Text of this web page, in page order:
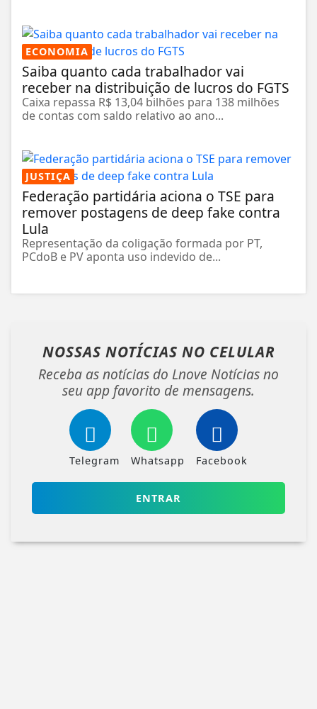
ECONOMIA
Saiba quanto cada trabalhador vai
receber na distribuição de lucros do FGTS
Caixa repassa R$ 13,04 bilhões para 138 milhões
de contas com saldo relativo ao ano...
JUSTIÇA
Federação partidária aciona o TSE para
remover postagens de deep fake contra
Lula
Representação da coligação formada por PT,
PCdoB e PV aponta uso indevido de...
NOSSAS NOTÍCIAS NO CELULAR
Receba as notícias do Lnove Notícias no
seu app favorito de mensagens.
Telegram Whatsapp Facebook
ENTRAR